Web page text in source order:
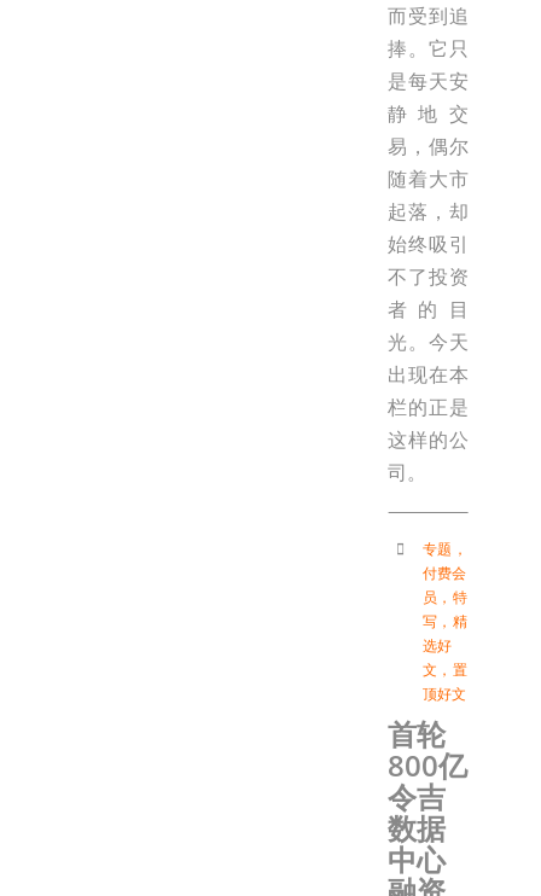
而受到追
捧。它只
是每天安
静地交
易，偶尔
随着大市
起落，却
始终吸引
不了投资
者的目
光。今天
出现在本
栏的正是
这样的公
司。
专题 ，
付费会
员 ， 特
写 ， 精
选好
文 ， 置
顶好文
首轮
800亿
令吉
数据
中心